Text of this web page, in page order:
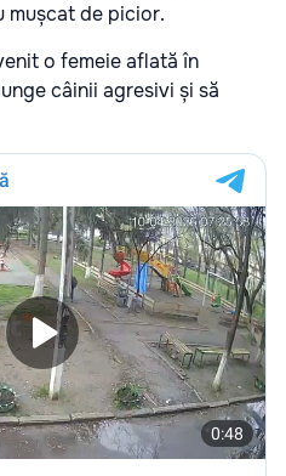
mușcat de picior.
o femeie aflată în
câinii agresivi și să